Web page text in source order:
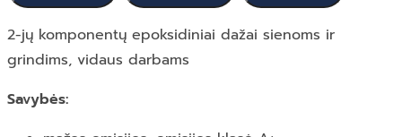
2-jų komponentų epoksidiniai dažai sienoms ir
grindims, vidaus darbams
Savybės: